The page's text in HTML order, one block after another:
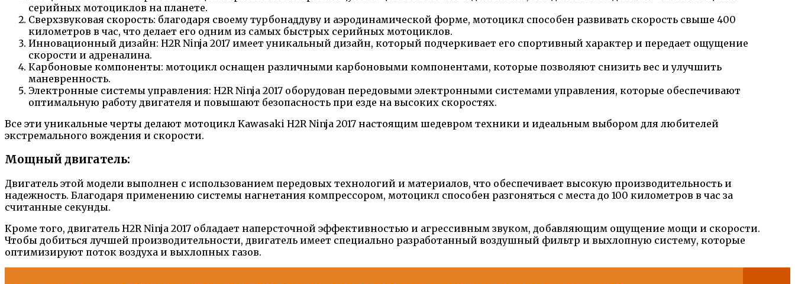
серийных мотоциклов на планете.
Сверхзвуковая скорость: благодаря своему турбонаддуву и аэродинамической форме, мотоцикл способен развивать скорость свыше 400
километров в час, что делает его одним из самых быстрых серийных мотоциклов.
Инновационный дизайн: H2R Ninja 2017 имеет уникальный дизайн, который подчеркивает его спортивный характер и передает ощущение
скорости и адреналина.
Карбоновые компоненты: мотоцикл оснащен различными карбоновыми компонентами, которые позволяют снизить вес и улучшить
маневренность.
Электронные системы управления: H2R Ninja 2017 оборудован передовыми электронными системами управления, которые обеспечивают
оптимальную работу двигателя и повышают безопасность при езде на высоких скоростях.
Все эти уникальные черты делают мотоцикл Kawasaki H2R Ninja 2017 настоящим шедевром техники и идеальным выбором для любителей
экстремального вождения и скорости.
Мощный двигатель:
Двигатель этой модели выполнен с использованием передовых технологий и материалов, что обеспечивает высокую производительность и
надежность. Благодаря применению системы нагнетания компрессором, мотоцикл способен разгоняться с места до 100 километров в час за
считанные секунды.
Кроме того, двигатель H2R Ninja 2017 обладает наперсточной эффективностью и агрессивным звуком, добавляющим ощущение мощи и скорости.
Чтобы добиться лучшей производительности, двигатель имеет специально разработанный воздушный фильтр и выхлопную систему, которые
оптимизируют поток воздуха и выхлопных газов.